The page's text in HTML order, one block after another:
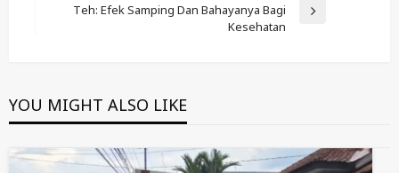
NextTeh: Efek Samping Dan Bahayanya Bagi
Kesehatan
YOU MIGHT ALSO LIKE